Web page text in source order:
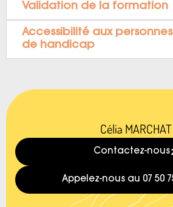
Validation de la formation
Accessibilité aux
de handicap
Célia MARCHAT
Contactez-nous
Appelez-nous au 07 50